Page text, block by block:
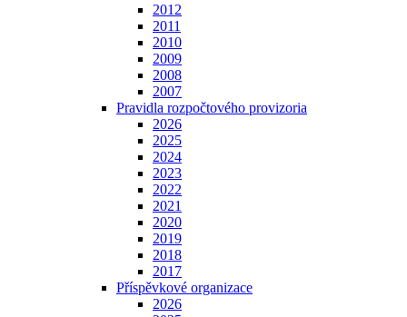
2012
2011
2010
2009
2008
2007
Pravidla rozpočtového provizoria
2026
2025
2024
2023
2022
2021
2020
2019
2018
2017
Příspěvkové organizace
2026